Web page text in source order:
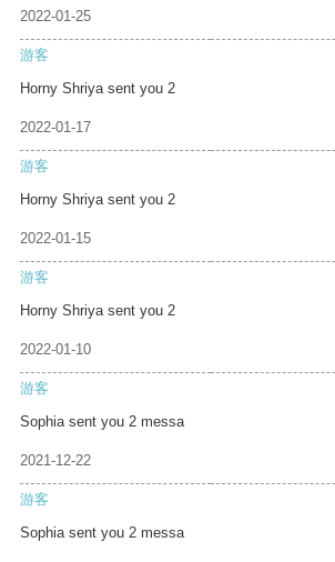
2022-01-25
游客
Horny Shriya sent you 2
2022-01-17
游客
Horny Shriya sent you 2
2022-01-15
游客
Horny Shriya sent you 2
2022-01-10
游客
Sophia sent you 2 messa
2021-12-22
游客
Sophia sent you 2 messa